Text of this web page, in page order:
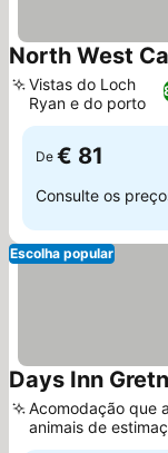
North West
Vistas do Loch
Ryan e do porto
De € 81
Consulte os
Escolha popular
Days Inn
Acomodação que
animais de